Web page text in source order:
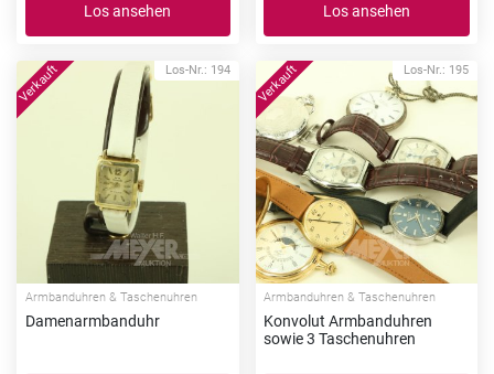
Los ansehen Los ansehen
Los-Nr.: 194
Armbanduhren & Taschenuhren
Damenarmbanduhr
Los-Nr.: 195
Armbanduhren & Taschenuhren
Konvolut Armbanduhren
sowie 3 Taschenuhren